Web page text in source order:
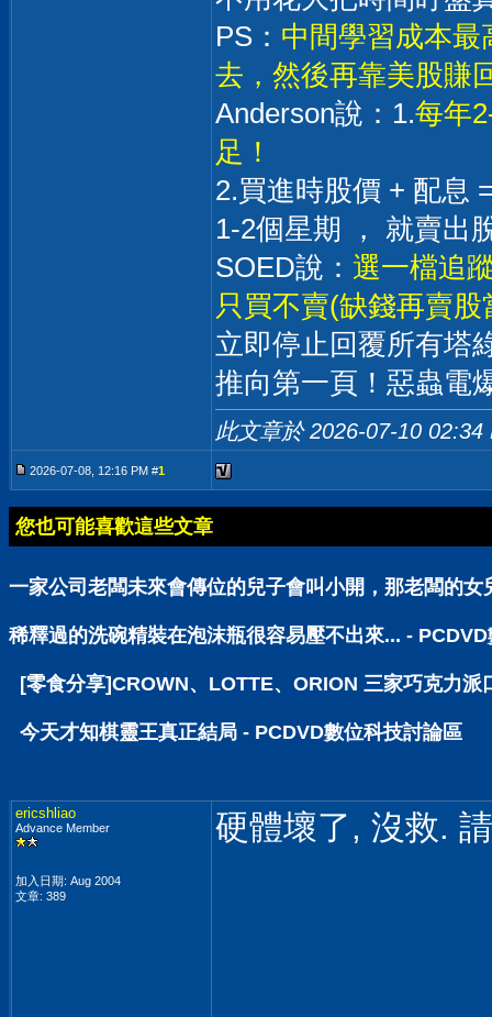
PS： 中間學習成本最
去，然後再靠美股賺
Anderson說：1.每年
足！
2.買進時股價 + 配息
1-2個星期 ， 就賣出
SOED說： 選一檔追
只買不賣(缺錢再賣
立即停止回覆所有塔
推向第一頁！惡蟲電
此文章於 2026-07-10 02:34
2026-07-08, 12:16 PM #1
您也可能喜歡這些文章
一家公司老闆未來會傳位的兒子會叫小開，那老闆的
稀釋過的洗碗精裝在泡沫瓶很容易壓不出來... -
[零食分享]CROWN、LOTTE、ORION 三家巧克力
今天才知棋靈王真正結局 - PCDVD數位科技討論區
ericshliao
Advance Member
加入日期: Aug 2004
文章: 389
硬體壞了, 沒救.